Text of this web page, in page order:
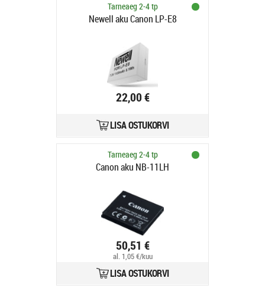
Tarneaeg 2-4 tp
Newell aku Canon LP-E8
22,00 €
LISA OSTUKORVI
Tarneaeg 2-4 tp
Canon aku NB-11LH
50,51 €
al. 1,05 €/kuu
LISA OSTUKORVI